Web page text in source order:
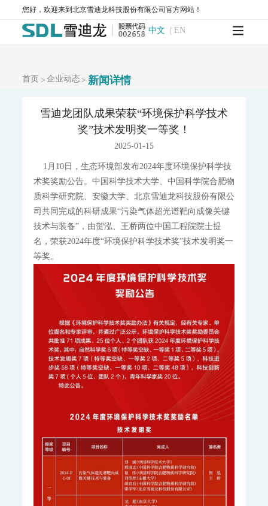
您好，欢迎来到北京雪迪龙科技股份有限公司官方网站！
中文 | EN
WQMS-900S-小型式水质自动监测系统
WQMS-900F-浮标式水质自动监测系统
WCS-900W-水质移动监测系统
MODEL 9001-叶绿素a水质在线自动监测仪
污染源水质监测系统
WWMS-900AI-数智化污染源水质在线监测系统
MODEL 9820-氨氮水质在线自动监测仪
MODEL 9840-总磷水质在线自动监测仪
MODEL 9850-总氮水质在线自动监测仪
MODEL 2000-pH-水质在线自动监测仪
水质特征因子在线分析仪
MODEL 9880-水质生物综合毒性在线监测仪
WQMS-900HM-水中多参数重金属（XRF）在线监测系统
智慧监测监管平台
大气污染防治决策支持平台
城市环境应急指挥管理平台
智能环境综合监控平台
区县智慧环保平台
园区安全环保应急一体化监管平台
碳监测碳计量
SCS-900/900C GHG-智能碳排放在线计量监测系统
SCS-900M-船舶碳排放在线计量监测系统
温室气体监测系统
AQMS-900GHG-大气温室气体监测系统
AQMS-1100GHG-微型温室气体监测仪
T1320-气体滤波相关红外吸收法二氧化碳分析仪
首页 > 企业动态> 新闻详情
雪迪龙团队成果荣获“环境保护科学技术
奖”技术发明奖一等奖！
2025-01-15
1月10日，生态环境部发布2024年度环境保护科学技
术奖奖励公告。中国科学技术大学、中国科学院合肥物
质科学研究院、安徽大学、北京雪迪龙科技股份有限公
司共同完成的科研成果“污染气体超光谱靶向成像关键
技术与装备”，由贺泓、王桥两位中国工程院院士提
名，荣获2024年度“环境保护科学技术奖”技术发明奖一
等奖。